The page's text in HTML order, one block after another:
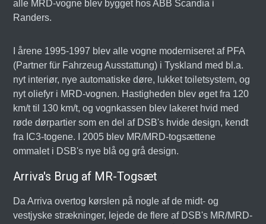
alle MRD-vogne blev bygget hos ABB Scandia i
Randers.
I årene 1995-1997 blev alle vogne moderniseret af PFA
(Partner für Fahrzeug Ausstattung) i Tyskland med bl.a.
nyt interiør, nye automatiske døre, lukket toiletsystem, og
nyt oliefyr i MRD-vognen. Hastigheden blev øget fra 120
km/t til 130 km/t, og vognkassen blev lakeret hvid med
røde dørpartier som en del af DSB's hvide design, kendt
fra IC3-togene. I 2005 blev MR/MRD-togsættene
ommalet i DSB's nye blå og grå design.
Arriva's Brug af MR-Togsæt
Da Arriva overtog kørslen på nogle af de midt- og
vestjyske strækninger, lejede de flere af DSB's MR/MRD-